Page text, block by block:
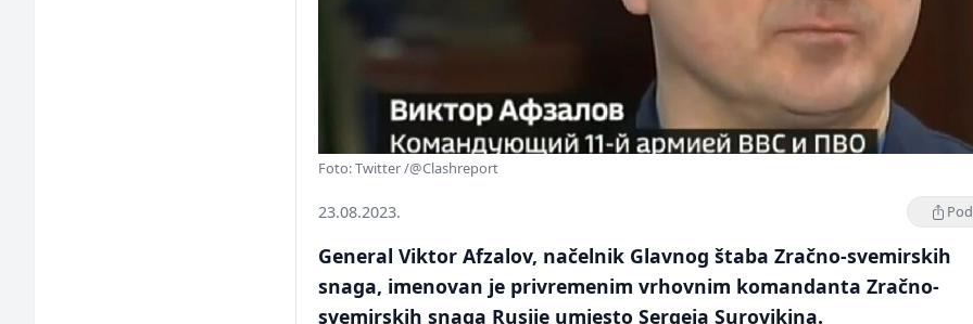
Foto: Twitter /@Clashreport
23.08.2023.
General Viktor Afzalov, načelnik Glavnog štaba Zračno-svemirskih
snaga, imenovan je privremenim vrhovnim komandanta Zračno-
svemirskih snaga Rusije umjesto Sergeja Surovikina.